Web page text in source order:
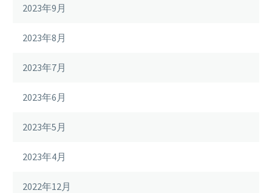
2023年9月
2023年8月
2023年7月
2023年6月
2023年5月
2023年4月
2022年12月